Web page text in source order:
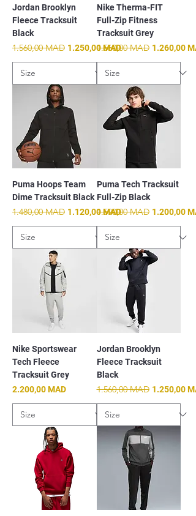
Jordan Brooklyn
Fleece Tracksuit
Black
Prix original
1.560,00 MAD Prix promotionnel
1.250,00 MAD
Nike Therma-FIT
Full-Zip Fitness
Tracksuit Grey
Prix original
1.560,00 MAD Prix
1.260,00
Puma Hoops Team
Dime Tracksuit Black
Prix original
1.480,00 MAD Prix promotionnel
1.120,00 MAD
Puma Tech Tracksuit
Full-Zip Black
Prix original
1.590,00 MAD Prix
1.200,00
Nike Sportswear
Tech Fleece
Tracksuit Grey
Prix
2.200,00 MAD
Jordan Brooklyn
Fleece Tracksuit
Black
Prix original
1.560,00 MAD Prix
1.250,00